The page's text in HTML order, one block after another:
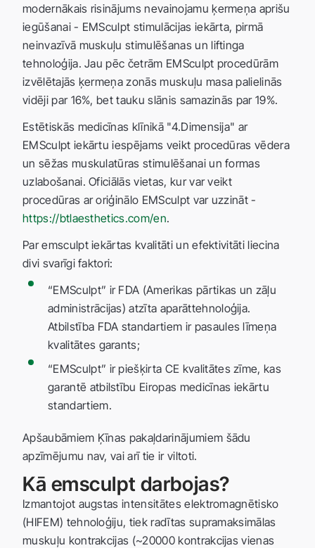
modernākais risinājums nevainojamu ķermeņa aprišu
iegūšanai - EMSculpt stimulācijas iekārta, pirmā
neinvazīvā muskuļu stimulēšanas un liftinga
tehnoloģija. Jau pēc četrām EMSculpt procedūrām
izvēlētajās ķermeņa zonās muskuļu masa palielinās
vidēji par 16%, bet tauku slānis samazinās par 19%.
Estētiskās medicīnas klīnikā "4.Dimensija" ar
EMSculpt iekārtu iespējams veikt procedūras vēdera
un sēžas muskulatūras stimulēšanai un formas
uzlabošanai. Oficiālās vietas, kur var veikt
procedūras ar oriģinālo EMSculpt var uzzināt -
https://btlaesthetics.com/en.
Par emsculpt iekārtas kvalitāti un efektivitāti liecina
divi svarīgi faktori:
“EMSculpt” ir FDA (Amerikas pārtikas un zāļu
administrācijas) atzīta aparāttehnoloģija.
Atbilstība FDA standartiem ir pasaules līmeņa
kvalitātes garants;
“EMSculpt” ir piešķirta CE kvalitātes zīme, kas
garantē atbilstību Eiropas medicīnas iekārtu
standartiem.
Apšaubāmiem Ķīnas pakaļdarinājumiem šādu
apzīmējumu nav, vai arī tie ir viltoti.
Kā emsculpt darbojas?
Izmantojot augstas intensitātes elektromagnētisko
(HIFEM) tehnoloģiju, tiek radītas supramaksimālas
muskuļu kontrakcijas (~20000 kontrakcijas vienas